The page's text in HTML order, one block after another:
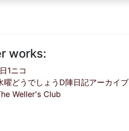
works:
1ニコ
曜どうでしょうD陣日記アーカイブ
Weller's Club